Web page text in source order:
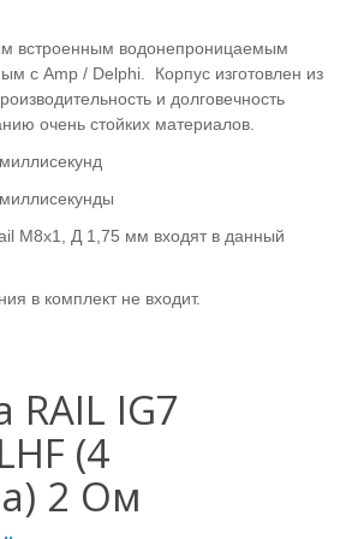
встроенным водонепроницаемым
с Amp / Delphi. Корпус изготовлен из
и долговечность
очень стойких материалов.
М8х1, Д 1,75 мм входят в данный
в комплект не входит.
RAIL IG7
(4
2 Ом